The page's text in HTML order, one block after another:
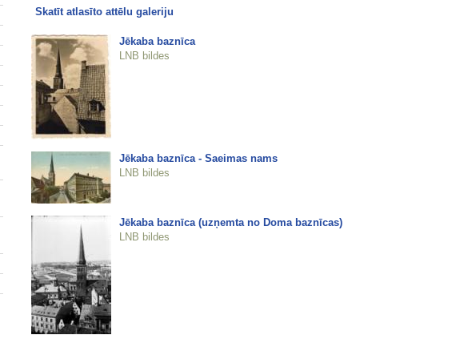
Skatīt atlasīto attēlu galeriju
Jēkaba baznīca
LNB bildes
Jēkaba baznīca - Saeimas nams
LNB bildes
Jēkaba baznīca (uzņemta no Doma baznīcas)
LNB bildes